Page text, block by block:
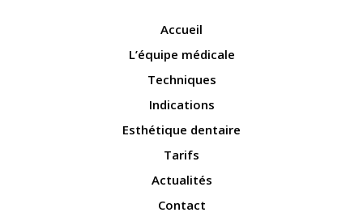
Accueil
L’équipe médicale
Techniques
Indications
Esthétique dentaire
Tarifs
Actualités
Contact